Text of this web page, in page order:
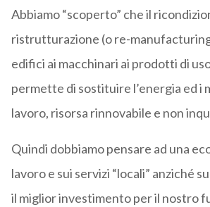
Abbiamo “scoperto” che il
ristrutturazione (o re-
edifici ai macchinari ai prodotti di
permette di sostituire l’energia ed i
lavoro, risorsa rinnovabile e non
Quindi dobbiamo pensare ad una
lavoro e sui servizi “locali” anziché
il miglior investimento per il nostro